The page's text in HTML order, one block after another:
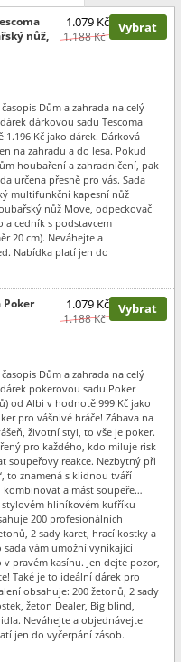
nůž,
1.079 Kč
1.188 Kč
Vybrat
Dům a zahrada na celý
dárkovou sadu Tescoma
Kč jako dárek. Dárková
na zahradu a do lesa. Pokud
houbaření a zahradničení, pak
určena přesně pro vás. Sada
multifunkční kapesní nůž
nůž Move, odpeckovač
a cedník s podstavcem
20 cm). Neváhejte a
Nabídka platí jen do
Poker
1.079 Kč
1.188 Kč
Vybrat
Dům a zahrada na celý
pokerovou sadu Poker
od Albi v hodnotě 999 Kč jako
pro vášnivé hráče! Zábava na
životní styl, to vše je poker.
pro každého, kdo miluje risk
soupeřovy reakce. Nezbytný při
to znamená s klidnou tváří
kombinovat a mást soupeře…
stylovém hliníkovém kufříku
200 profesionálních
2 sady karet, hrací kostky a
sada vám umožní vynikající
v pravém kasínu. Jen dejte pozor,
Také je to ideální dárek pro
obsahuje: 200 žetonů, 2 sady
žeton Dealer, Big blind,
Neváhejte a objednávejte
jen do vyčerpání zásob.